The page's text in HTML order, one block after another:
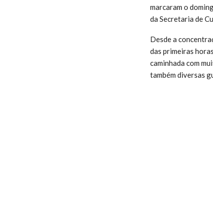
marcaram o
da Secretaria de
Desde a
das primeiras
caminhada com
também diversas